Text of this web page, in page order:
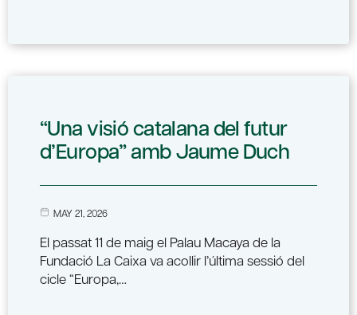
“Una visió catalana del futur
d’Europa” amb Jaume Duch
MAY 21, 2026
El passat 11 de maig el Palau Macaya de la
Fundació La Caixa va acollir l’última sessió del
cicle “Europa,…